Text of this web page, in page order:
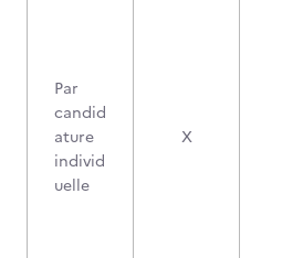
Par
candid
ature
individ
uelle
X